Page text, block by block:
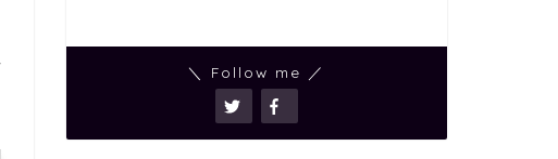
＼ Follow me ／